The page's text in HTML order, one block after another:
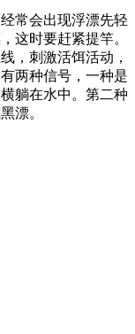
常会出现浮漂先轻
这时要赶紧提竿。
，刺激活饵活动，
两种信号，一种是
躺在水中。第二种
漂。